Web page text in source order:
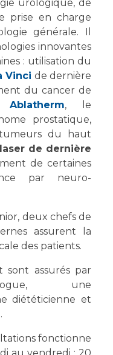
à l’AP-HM
urologique, de
prise en charge
générale. Il
innovantes
: utilisation du
Vinci de dernière
du cancer de
Ablatherm, le
prostatique,
du haut
laser de dernière
de certaines
par neuro-
deux chefs de
assurent la
des patients.
sont assurés par
une
diététicienne et
fonctionne